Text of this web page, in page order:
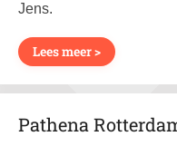
Jens.
Lees meer >
Pathena